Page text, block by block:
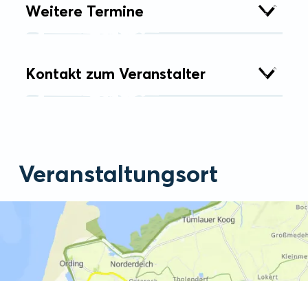
Weitere Termine
Kontakt zum Veranstalter
Veranstaltungsort